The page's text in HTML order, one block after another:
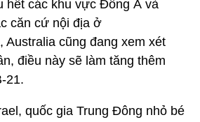
hết các khu vực Đông Á và
căn cứ nội địa ở
Australia cũng đang xem xét
điều này sẽ làm tăng thêm
21.
quốc gia Trung Đông nhỏ bé